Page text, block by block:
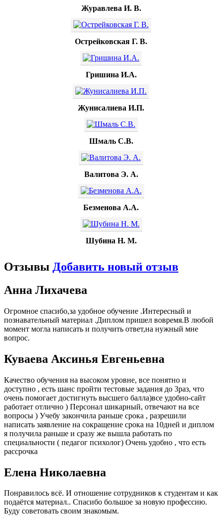
Журавлева И. В.
Острейковская Г. В.
Гришина И.А.
Жунисалиева И.П.
Шмаль С.В.
Валитова Э. А.
Безменова А.А.
Шубина Н. М.
Отзывы Добавить новый отзыв
Анна Лихачева
Огромное спасибо,за удобное обучение .Интересный и
познавательный материал .Диплом пришел вовремя.В любой
момент могла написать и получить ответ,на нужный мне
вопрос.
Куваева Аксинья Евгеньевна
Качество обучения на высоком уровне, все понятно и
доступно , есть шанс пройти тестовые задания до 3раз, что
очень помогает достигнуть высшего балла)все удобно-сайт
работает отлично ) Персонал шикарный, отвечают на все
вопросы ) Учебу закончила раньше срока , разрешили
написать заявление на сокращение срока на 10дней и диплом
я получила раньше и сразу же вышла работать по
специальности ( педагог психолог) Очень удобно , что есть
рассрочка
Елена Николаевна
Понравилось всё. И отношение сотрудников к студентам и как
подаётся материал.. Спасибо большое за новую профессию.
Буду советовать своим знакомым.